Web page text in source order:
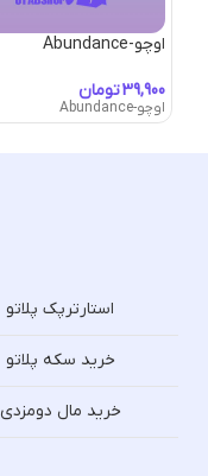
اوچو-Abundance
تومان
اوچو-Abundance
استارترپک پلاتو
خرید سکه پلاتو
خرید مال دومزدی